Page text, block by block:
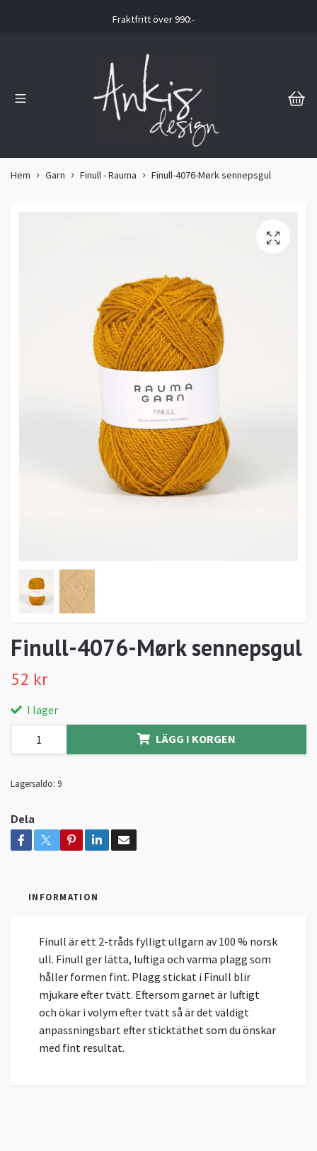
Fraktfritt över 990:-
Hem Garn Finull - Rauma Finull-4076-Mørk sennepsgul
Finull-4076-Mørk sennepsgul
52 kr
I lager
LÄGG I KORGEN
Lagersaldo: 9
Dela
INFORMATION
Finull är ett 2-tråds fylligt ullgarn av 100 % norsk
ull. Finull ger lätta, luftiga och varma plagg som
håller formen fint. Plagg stickat i Finull blir
mjukare efter tvätt. Eftersom garnet är luftigt
och ökar i volym efter tvätt så är det väldigt
anpassningsbart efter sticktäthet som du önskar
med fint resultat.